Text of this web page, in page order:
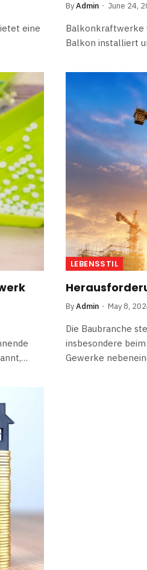
eine
ByAdmin June 24,
Balkonkraftwerke
Balkon installiert
LEBENSSTIL
ByAdmin May 8,
Die Baubranche
insbesondere
Gewerke